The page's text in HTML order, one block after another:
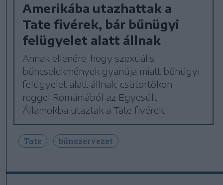
Amerikába utazhattak a
Tate fivérek, bár bűnügyi
felügyelet alatt állnak
Annak ellenére, hogy szexuális
bűncselekmények gyanúja miatt bűnügyi
felügyelet alatt állnak, csütörtökön
reggel Romániából az Egyesült
Államokba utaztak a Tate fivérek.
Tate bűnszervezet